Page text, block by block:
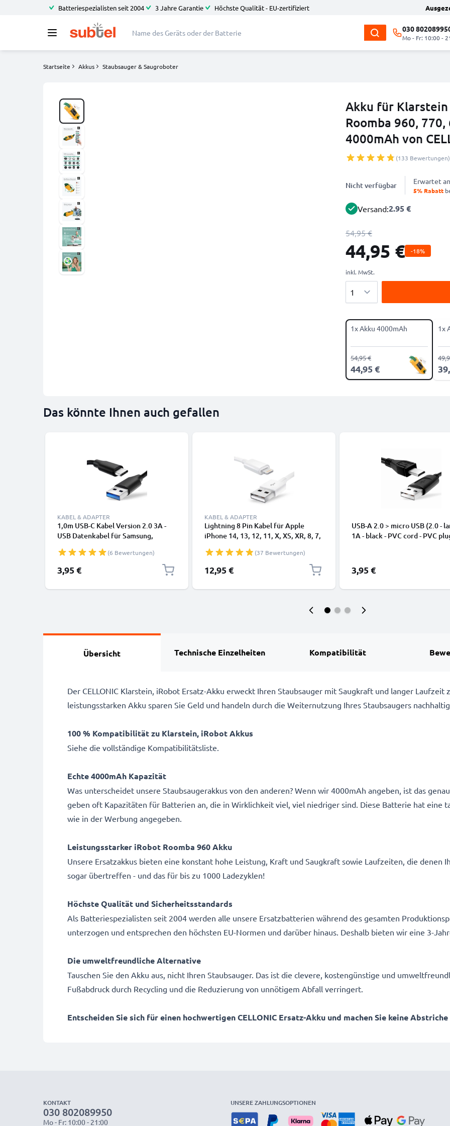
Batteriespezialisten seit 2004 3 Jahre Garantie Höchste Qualität - EU-zertifiziert
030
Mo - Fr: 10:00 -
Startseite Akkus Staubsauger & Saugroboter
Akku für Klarstein
Roomba 960,
4000mAh von
(133 Bewertungen)
Nicht verfügbar Erwartet
5% Rabatt
Versand:2.95 €
54,95 €
44,95 € -18%
inkl. MwSt.
1x Akku 4000mAh
44,95 €
54,95 €
1x
Das könnte Ihnen auch gefallen
KABEL & ADAPTER
1,0m USB-C Kabel Version 2.0 3A -
USB Datenkabel für Samsung,
Canon, Panasonic Lumix, Sony,
GoPro uvm PVC schwarz
(6 Bewertungen)
3,95 €
KABEL & ADAPTER
Lightning 8 Pin Kabel für Apple
iPhone 14, 13, 12, 11, X, XS, XR, 8, 7,
Datenkabel für Smartphone
(37 Bewertungen)
12,95 €
USB-A 2.0 > micro USB (2.0 -
1A - black - PVC cord - PVC
3,95 €
Übersicht Technische Einzelheiten Kompatibilität
Der CELLONIC Klarstein, iRobot Ersatz-Akku erweckt Ihren Staubsauger mit Saugkraft und langer Laufzeit
leistungsstarken Akku sparen Sie Geld und handeln durch die Weiternutzung Ihres Staubsaugers
100 % Kompatibilität zu Klarstein, iRobotAkkus
Siehe die vollständige Kompatibilitätsliste.
Echte 4000mAh Kapazität
Was unterscheidet unsere Staubsaugerakkus von den anderen? Wenn wir 4000mAh angeben, ist das
geben oft Kapazitäten für Batterien an, die in Wirklichkeit viel, viel niedriger sind. Diese Batterie hat eine
wie in der Werbung angegeben.
Leistungsstarker iRobot Roomba 960 Akku
Unsere Ersatzakkus bieten eine konstant hohe Leistung, Kraft und Saugkraft sowie Laufzeiten, die denen
sogar übertreffen - und das für bis zu 1000 Ladezyklen!
Höchste Qualität und Sicherheitsstandards
Als Batteriespezialisten seit 2004 werden alle unsere Ersatzbatterien während des gesamten
unterzogen und entsprechen den höchsten EU-Normen und darüber hinaus. Deshalb bieten wir eine 3-
Die umweltfreundliche Alternative
Tauschen Sie den Akku aus, nicht Ihren Staubsauger. Das ist die clevere, kostengünstige und
Fußabdruck durch Recycling und die Reduzierung von unnötigem Abfall verringert.
Entscheiden Sie sich für einen hochwertigen CELLONIC Ersatz-Akku und machen Sie keine
KONTAKT
030 802089950
Mo - Fr: 10:00 - 21:00
UNSERE ZAHLUNGSOPTIONEN